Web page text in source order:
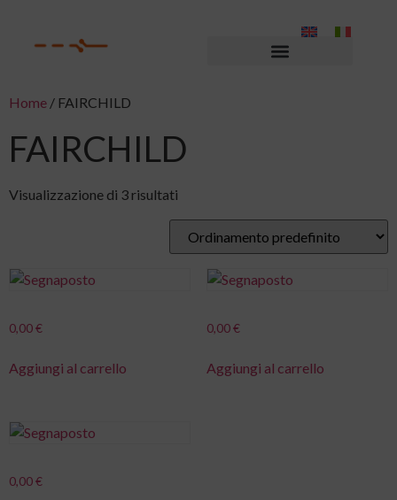
Home / FAIRCHILD
FAIRCHILD
Visualizzazione di 3 risultati
0,00€
Aggiungi al carrello
0,00€
Aggiungi al carrello
0,00€